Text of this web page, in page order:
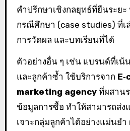
คำปรึกษาเชิงกลยุทธ์ที่ยืนระย
กรณีศึกษา (case studies) ที่เ
การวัดผล และบทเรียนที่ได้
ตัวอย่างอื่น ๆ เช่น แบรนด์ที่เน้
และลูกค้าซ้ำ ใช้บริการจาก
marketing agencyที่ผสานร
ข้อมูลการซื้อ ทำให้สามารถส่
เจาะกลุ่มลูกค้าได้อย่างแม่นย